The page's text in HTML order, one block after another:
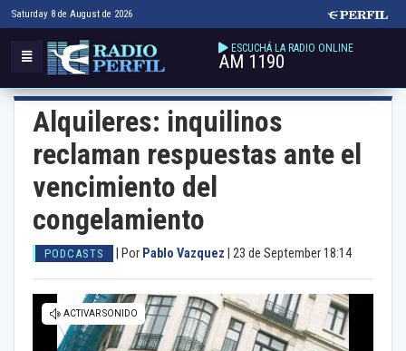
Saturday 8 de August de 2026
ESCUCHÁ LA RADIO ONLINE
AM 1190
Alquileres: inquilinos
reclaman respuestas ante el
vencimiento del
congelamiento
PODCASTS Por Pablo Vazquez 23 de September 18:14